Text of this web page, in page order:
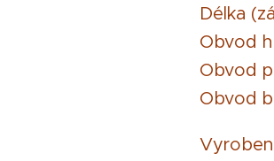
Délka
Obvod
Obvod
Obvod